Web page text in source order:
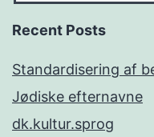
Recent Posts
Standardisering af
Jødiske efternavne
dk.kultur.sprog